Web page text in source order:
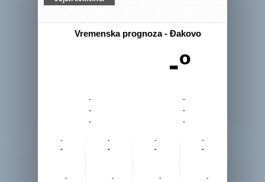
Vremenska prognoza - Đakovo
-º
-
-
-
-
-
-
-
-
-
-
-
-
-
-
-
-
-
-